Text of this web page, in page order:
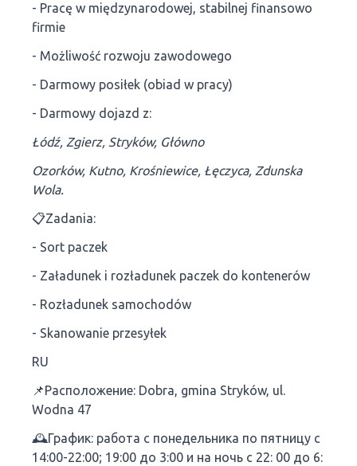
- Pracę w międzynarodowej, stabilnej finansowo
firmie
- Możliwość rozwoju zawodowego
- Darmowy posiłek (obiad w pracy)
- Darmowy dojazd z:
Łódź, Zgierz, Stryków, Główno
Ozorków, Kutno, Krośniewice, Łęczyca, Zdunska
Wola.
📋Zadania:
- Sort paczek
- Załadunek i rozładunek paczek do kontenerów
- Rozładunek samochodów
- Skanowanie przesyłek
RU
📌Расположение: Dobra, gmina Stryków, ul.
Wodna 47
🕰️График: работа с понедельника по пятницу с
14:00-22:00; 19:00 до 3:00 и на ночь с 22: 00 до 6: